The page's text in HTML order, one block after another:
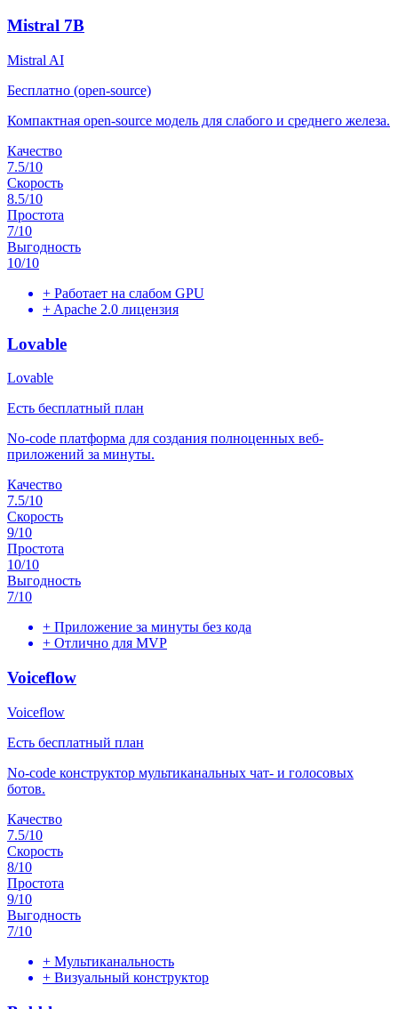
Mistral 7B
Mistral AI
Бесплатно (open-source)
Компактная open-source модель для слабого и среднего железа.
Качество
7.5/10
Скорость
8.5/10
Простота
7/10
Выгодность
10/10
+ Работает на слабом GPU
+ Apache 2.0 лицензия
Lovable
Lovable
Есть бесплатный план
No-code платформа для создания полноценных веб-
приложений за минуты.
Качество
7.5/10
Скорость
9/10
Простота
10/10
Выгодность
7/10
+ Приложение за минуты без кода
+ Отлично для MVP
Voiceflow
Voiceflow
Есть бесплатный план
No-code конструктор мультиканальных чат- и голосовых
ботов.
Качество
7.5/10
Скорость
8/10
Простота
9/10
Выгодность
7/10
+ Мультиканальность
+ Визуальный конструктор